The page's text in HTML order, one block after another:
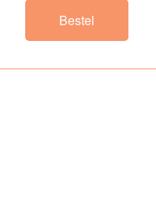
Bestel